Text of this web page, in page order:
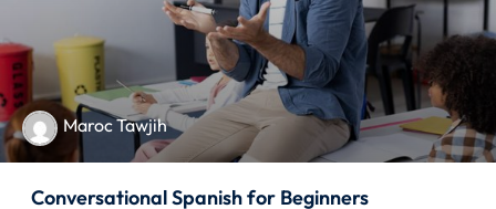
Maroc Tawjih
Conversational Spanish for Beginners